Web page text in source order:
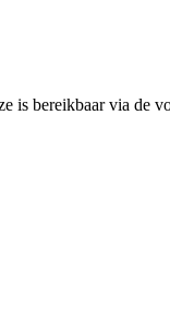
is bereikbaar via de